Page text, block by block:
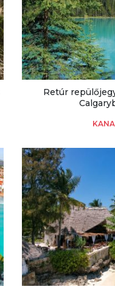
Retúr